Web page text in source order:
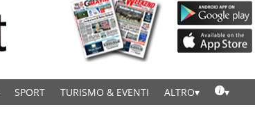
SPORT TURISMO & EVENTI ALTRO